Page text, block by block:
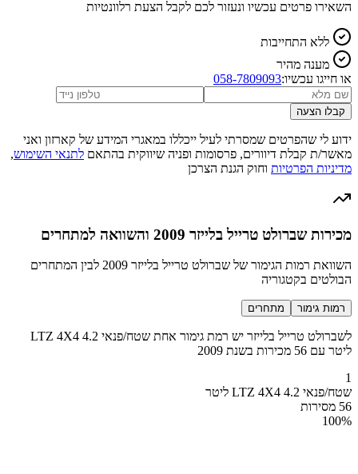
השאירו פרטים עכשיו ונעזור לכם לקבל הצעת רלוונטיות
ללא התחייבות
מענה מהיר
או חייגו עכשיו:058-7809093
קבלו הצעה
ידוע לי שהפרטים שמסרתי לעיל ייכללו במאגרי המידע של קארזון ואני
מאשר/ת קבלת דיוורים, פרסומות ופניה שיווקית בהתאם לתנאי השימוש,
מדיניות הפרטיות וחוק הגנת הצרכן
מכירות שברולט טרייל בלייזר 2009 והשוואה למתחרים
השוואת רמות הגימור של שברולט טרייל בלייזר 2009 לבין המתחרים
הבולטים בקטגוריה
רמות גימור מתחרים
לשברולט טרייל בלייזר יש רמת גימור אחת שטח/פנאי LTZ 4X4 4.2
ליטר עם 56 מכירות בשנת 2009
1
שטח/פנאי LTZ 4X4 4.2 ליטר
56 מסירות
100%